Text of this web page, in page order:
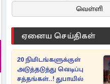
வெள்ளி
ஏனைய செய்திகள்
20 நிமிடங்களுக்குள்
அடுத்தடுத்து வெடிப்பு
சத்தங்கள்..! துபாயில்